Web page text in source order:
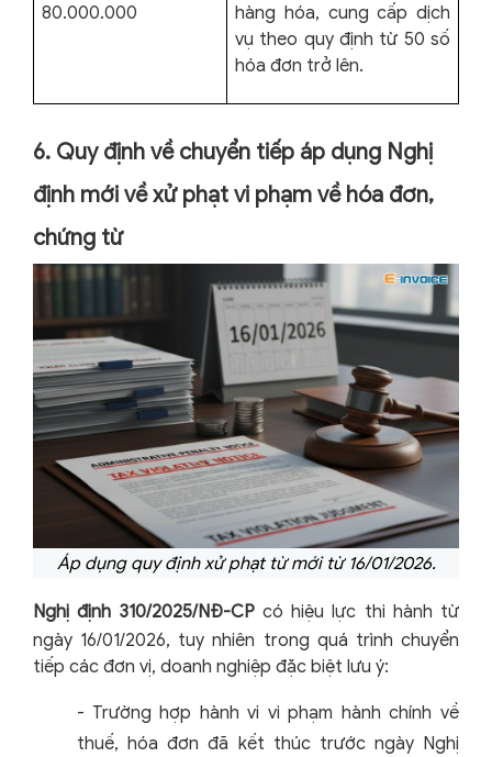
80.000.000
hàng hóa, cung cấp dịch
vụ theo quy định từ 50 số
hóa đơn trở lên.
6. Quy định về chuyển tiếp áp dụng Nghị
định mới về xử phạt vi phạm về hóa đơn,
chứng từ
Áp dụng quy định xử phạt từ mới từ 16/01/2026.
Nghị định 310/2025/NĐ-CPcó hiệu lực thi hành từ
ngày 16/01/2026, tuy nhiên trong quá trình chuyển
tiếp các đơn vị, doanh nghiệp đặc biệt lưu ý:
- Trường hợp hành vi vi phạm hành chính về
thuế, hóa đơn đã kết thúc trước ngày Nghị